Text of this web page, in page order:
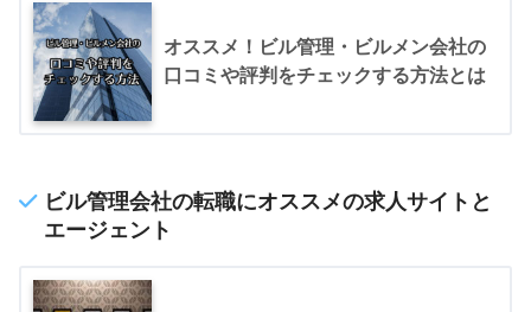
オススメ！ビル管理・ビルメン会社の
口コミや評判をチェックする方法とは
ビル管理会社の転職にオススメの求人サイトと
エージェント